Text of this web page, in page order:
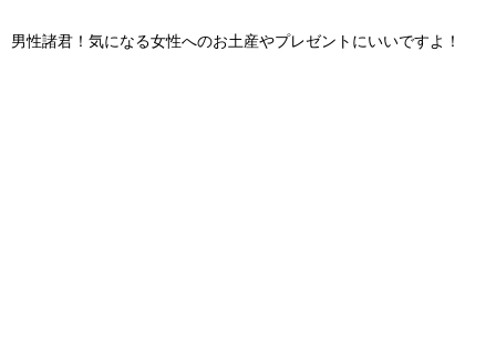
男性諸君！気になる女性へのお土産やプレゼントにいいですよ！